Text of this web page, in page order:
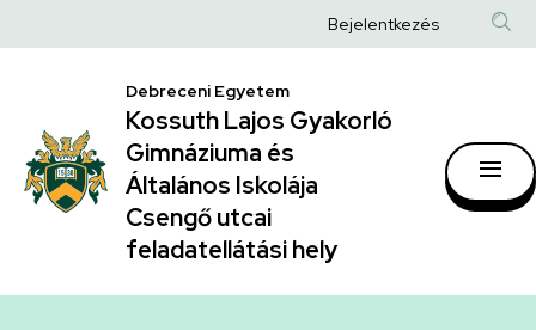
|
Kossuth
Lajos
Gyakorló
Gimnáziuma
Általános
a
Anonim
fiók
Bejelentkezés
Debreceni Egyetem
Kossuth Lajos Gyakorló
Gimnáziuma és
Általános Iskolája
Csengő utcai
feladatellátási hely